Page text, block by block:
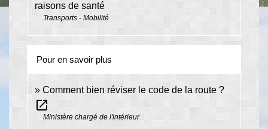
raisons de santé
Transports - Mobilité
Pour en savoir plus
Comment bien réviser le code de la route ?
open_in_new
Ministère chargé de l'intérieur